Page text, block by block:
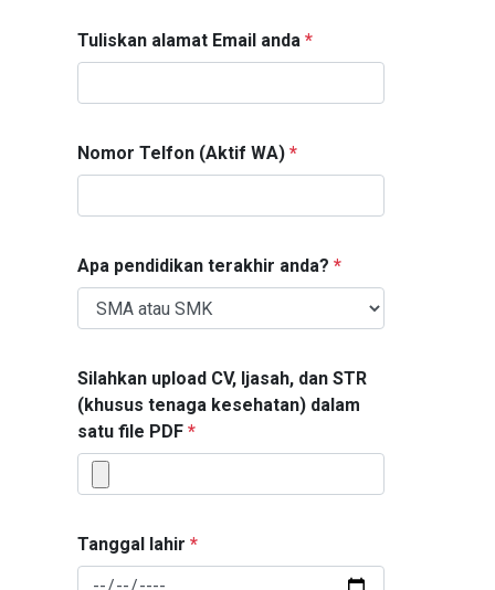
Tuliskan alamat Email anda *
Nomor Telfon (Aktif WA) *
Apa pendidikan terakhir anda? *
Silahkan upload CV, Ijasah, dan STR
(khusus tenaga kesehatan) dalam
satu file PDF *
Tanggal lahir *